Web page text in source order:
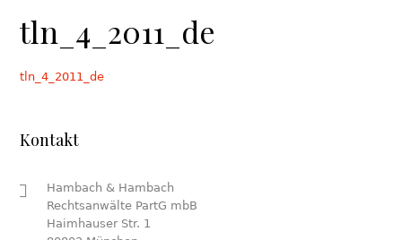
tln_4_2011_de
tln_4_2011_de
Kontakt
Hambach & Hambach
Rechtsanwälte PartG mbB
Haimhauser Str. 1